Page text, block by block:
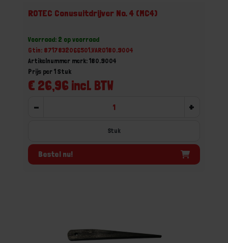
ROTEC Conusuitdrijver No. 4 (MC4)
Voorraad: 2 op voorraad
Gtin: 8717832066501,VARO180.9004
Artikelnummer merk: 180.9004
€ 26,96 incl. BTW
Prijs per 1 Stuk
- +
Stuk
Bestel nu!